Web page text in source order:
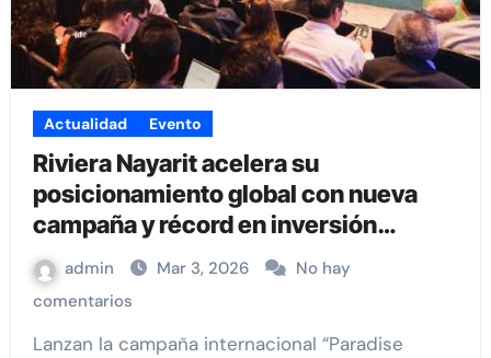
Actualidad Evento
Riviera Nayarit acelera su
posicionamiento global con nueva
campaña y récord en inversión
turística
admin Mar 3, 2026
No hay
comentarios
Lanzan la campaña internacional “Paradise